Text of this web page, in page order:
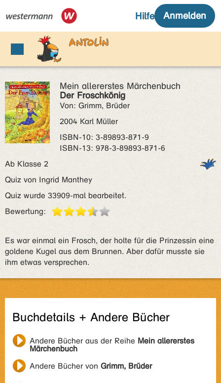
Mein allererstes Märchenbuch
Der Froschkönig
Von: Grimm, Brüder
2004 Karl Müller
ISBN‑10: 3-89893-871-9
ISBN‑13: 978-3-89893-871-6
Ab Klasse 2
Quiz von Ingrid Manthey
Quiz wurde 33909-mal bearbeitet.
Bewertung:
Es war einmal ein Frosch, der holte für die Prinzessin eine
goldene Kugel aus dem Brunnen. Aber dafür musste sie
ihm etwas versprechen.
Buchdetails + Andere Bücher
Andere Bücher aus der Reihe Mein allererstes
Märchenbuch
Andere Bücher von Grimm, Brüder